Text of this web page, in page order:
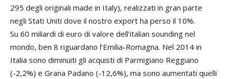
295 degli originali made in Italy), realizzati in gran parte
negli Stati Uniti dove il nostro export ha perso il 10%.
Su 60 miliardi di euro di valore dell’italian sounding nel
mondo, ben 8 riguardano l’Emilia-Romagna. Nel 2014 in
Italia sono diminuiti gli acquisti di Parmigiano Reggiano
(-2,2%) e Grana Padano (-12,6%), ma sono aumentati quelli